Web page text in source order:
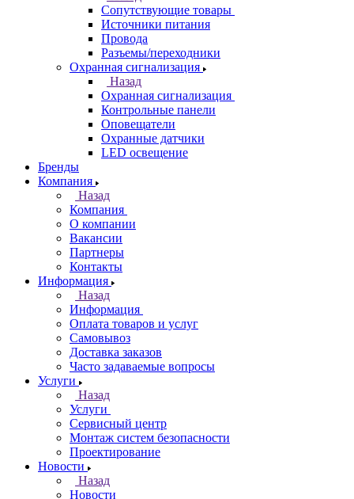
Сопутствующие товары
Источники питания
Провода
Разъемы/переходники
Охранная сигнализация
Назад
Охранная сигнализация
Контрольные панели
Оповещатели
Охранные датчики
LED освещение
Бренды
Компания
Назад
Компания
О компании
Вакансии
Партнеры
Контакты
Информация
Назад
Информация
Оплата товаров и услуг
Самовывоз
Доставка заказов
Часто задаваемые вопросы
Услуги
Назад
Услуги
Сервисный центр
Монтаж систем безопасности
Проектирование
Новости
Назад
Новости